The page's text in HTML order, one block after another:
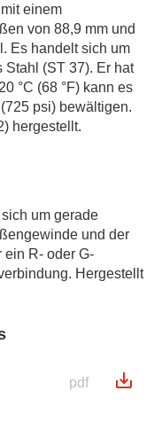
einem
von 88,9 mm und
Es handelt sich um
Stahl (ST 37). Er hat
°C (68 °F) kann es
psi) bewältigen.
hergestellt.
um gerade
und der
ein R- oder G-
Hergestellt
pdf